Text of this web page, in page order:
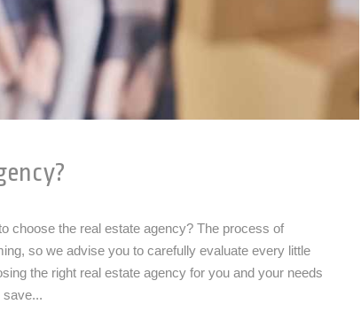
choose the real estate agency? The process of
so we advise you to carefully evaluate every little
the right real estate agency for you and your needs
save...